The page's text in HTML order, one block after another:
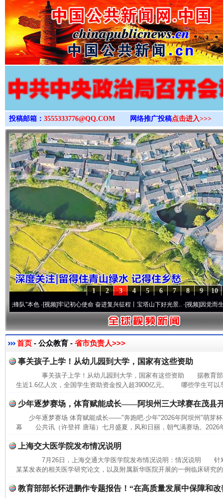
>
投稿邮箱： 3555333776@QQ.COM 网络推广投稿点击进入>>>
10
9
8
7
6
5
4
3
2
1
”本色·[视频]牢记初心使命 奋进复兴征程丨宝塔山下好光景..·[视频]因党而生 为党
首页 - 公众教育 - 省市负责人>>>
事关孩子上学！从幼儿园到大学，国家有这些资助
事关孩子上学！从幼儿园到大学，国家有这些资助 据教育部
生近1.6亿人次，全国学生资助资金投入超3900亿元。 哪些学生可以
少年逐梦赛场，体育赋能成长——阿坝州三大球赛在茂县
少年逐梦赛场 体育赋能成长——"奔跑吧·少年"2026年阿坝州"萌芽
幕 公共讯（许登祥 唐瑞）七月盛夏，风和日丽，朝气满赛场。2026
上海交大医学院发布情况说明
7月26日，上海交通大学医学院发布情况说明：情况说明 针
某某发表的相关医学研究论文，以及附属新华医院开展的一例临床研究
教育部部长怀进鹏作专题报告！“在高质量发展中保障和